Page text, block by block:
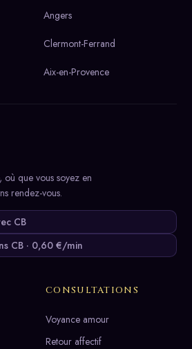
Angers
Clermont-Ferrand
Aix-en-Provence
où que vous soyez en
rendez-vous.
CB
CB · 0,60 €/min
CONSULTATIONS
Voyance amour
Retour affectif